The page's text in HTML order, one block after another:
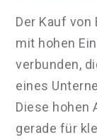
Der Kauf
mit hohen
verbunden,
eines
Diese hohen
gerade für